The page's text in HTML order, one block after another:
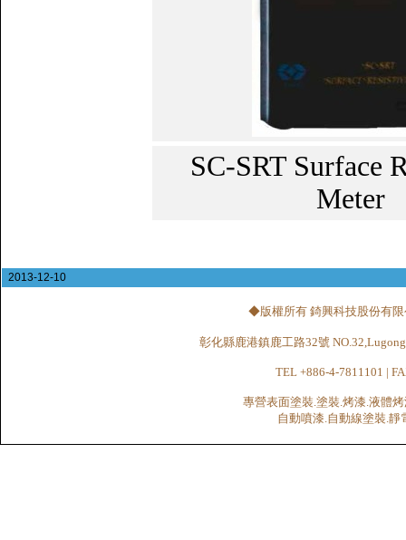
SC-SRT Surface
Meter
2013-12-10
◆版權所有 錡興科技股份有限
彰化縣鹿港鎮鹿工路32號
TEL +886-4-7811101 |
專營表面塗裝.塗裝.烤漆.液體
自動噴漆.自動線塗裝.